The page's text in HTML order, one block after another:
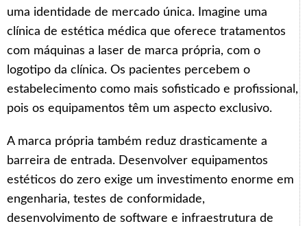
uma identidade de mercado única. Imagine uma
clínica de estética médica que oferece tratamentos
com máquinas a laser de marca própria, com o
logotipo da clínica. Os pacientes percebem o
estabelecimento como mais sofisticado e profissional,
pois os equipamentos têm um aspecto exclusivo.
A marca própria também reduz drasticamente a
barreira de entrada. Desenvolver equipamentos
estéticos do zero exige um investimento enorme em
engenharia, testes de conformidade,
desenvolvimento de software e infraestrutura de